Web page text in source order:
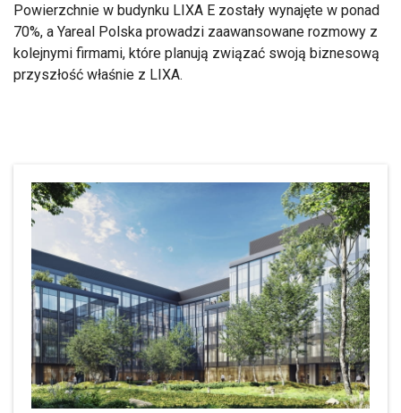
Powierzchnie w budynku LIXA E zostały wynajęte w ponad
70%, a Yareal Polska prowadzi zaawansowane rozmowy z
kolejnymi firmami, które planują związać swoją biznesową
przyszłość właśnie z LIXA.